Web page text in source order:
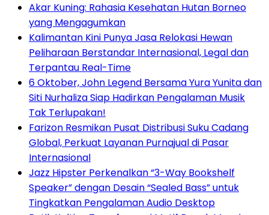
Akar Kuning: Rahasia Kesehatan Hutan Borneo
yang Mengagumkan
Kalimantan Kini Punya Jasa Relokasi Hewan
Peliharaan Berstandar Internasional, Legal dan
Terpantau Real-Time
6 Oktober, John Legend Bersama Yura Yunita dan
Siti Nurhaliza Siap Hadirkan Pengalaman Musik
Tak Terlupakan!
Farizon Resmikan Pusat Distribusi Suku Cadang
Global, Perkuat Layanan Purnajual di Pasar
Internasional
Jazz Hipster Perkenalkan “3-Way Bookshelf
Speaker” dengan Desain “Sealed Bass” untuk
Tingkatkan Pengalaman Audio Desktop